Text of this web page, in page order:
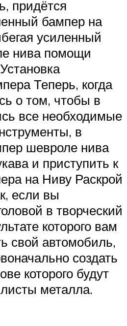
придётся
бампер на
усиленный
нива помощи
Теперь, когда
о том, чтобы в
все необходимые
в
шевроле нива
и приступить к
на Ниву Раскрой
если вы
в творческий
которого вам
свой автомобиль,
создать
которого будут
металла.